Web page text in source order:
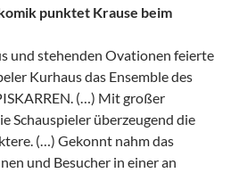
punktet Krause beim
und stehenden Ovationen feierte
Kurhaus das Ensemble des
(…) Mit großer
Schauspieler überzeugend die
(…) Gekonnt nahm das
und Besucher in einer an